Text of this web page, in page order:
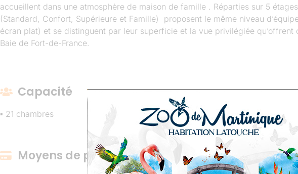
accueillent dans une atmosphère de maison de famille . Réparties sur 5
(Standard, Confort, Supérieure et Famille) proposent le même niveau
écran plat) et se distinguent par leur superficie et la vue privilégiée
Baie de Fort-de-France.
Capacité
▪ 21 chambres
Moyens de paiement